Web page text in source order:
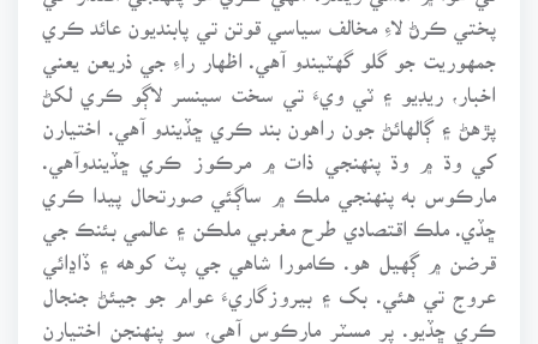
پختي ڪرڻ لاءِ مخالف سياسي قوتن تي پابنديون عائد ڪري
جمهوريت جو گلو گهٽيندو آهي. اظهار راءِ جي ذريعن يعني
اخبار، ريڊيو ۽ ٽي ويءَ تي سخت سينسر لاڳو ڪري لکڻ
پڙهڻ ۽ ڳالهائڻ جون راهون بند ڪري ڇڏيندو آهي. اختيارن
کي وڌ ۾ وڌ پنهنجي ذات ۾ مرڪوز ڪري ڇڏيندوآهي.
مارڪوس به پنهنجي ملڪ ۾ ساڳئي صورتحال پيدا ڪري
ڇڏي. ملڪ اقتصادي طرح مغربي ملڪن ۽ عالمي بئنڪ جي
قرضن ۾ ڳهيل هو. ڪامورا شاهي جي پٽ کوهه ۽ ڏاڍائي
عروج تي هئي. بک ۽ بيروزگاريءَ عوام جو جيئڻ جنجال
ڪري ڇڏيو. پر مسٽر مارڪوس آهي، سو پنهنجن اختيارن